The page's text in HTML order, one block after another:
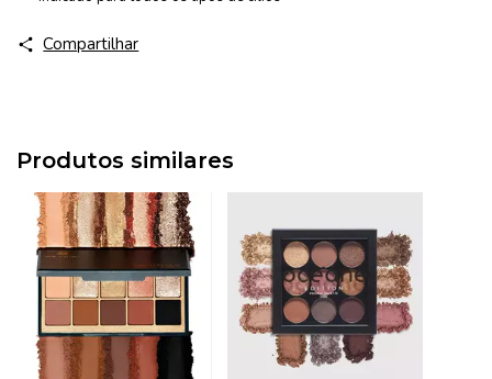
Compartilhar
Produtos similares